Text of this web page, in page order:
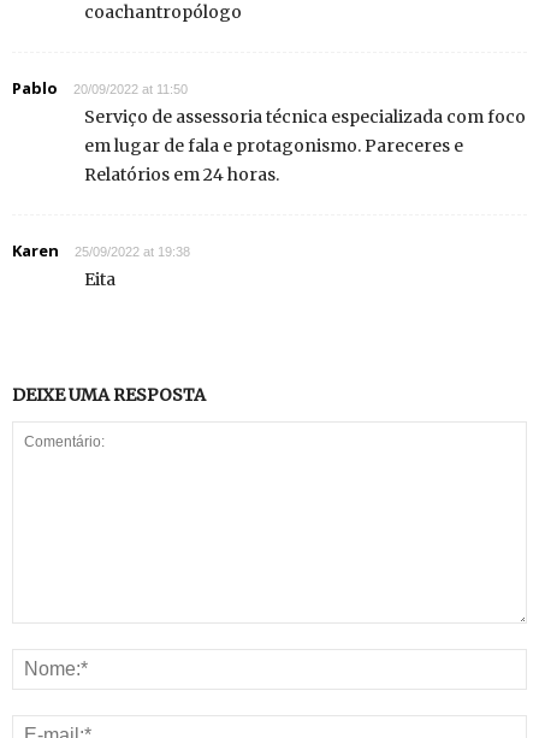
coachantropólogo
Pablo 20/09/2022 at 11:50
Serviço de assessoria técnica especializada com foco
em lugar de fala e protagonismo. Pareceres e
Relatórios em 24 horas.
Karen 25/09/2022 at 19:38
Eita
DEIXE UMA RESPOSTA